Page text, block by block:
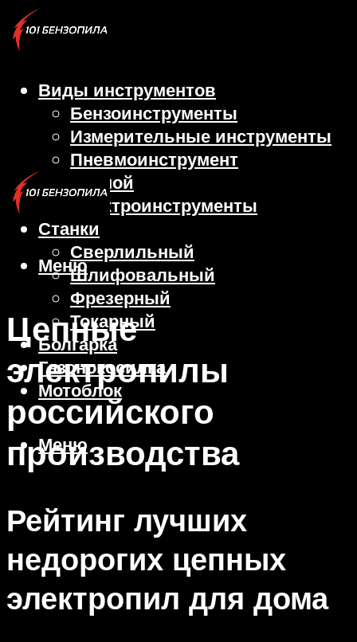
Виды инструментов
Бензоинструменты
Измерительные инструменты
Пневмоинструмент
Ручной
Электроинструменты
Станки
Сверлильный
Шлифовальный
Фрезерный
Токарный
Болгарка
Газонокосилка
Мотоблок
Меню
Меню
Цепные
электропилы
российского
производства
Рейтинг лучших
недорогих цепных
электропил для дома